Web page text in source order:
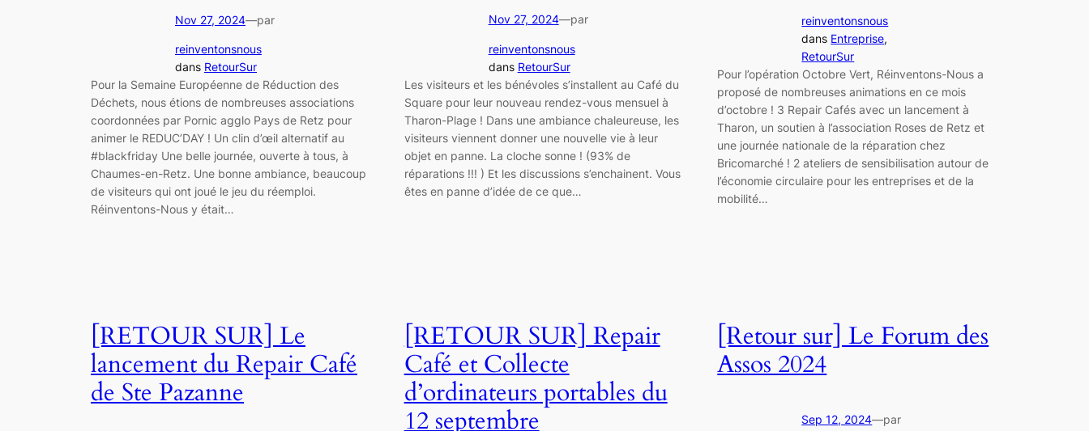
Nov 27, 2024—par
reinventonsnous
dans RetourSur
Pour la Semaine Européenne de Réduction des
Déchets, nous étions de nombreuses associations
coordonnées par Pornic agglo Pays de Retz pour
animer le REDUC’DAY ! Un clin d’œil alternatif au
#blackfriday Une belle journée, ouverte à tous, à
Chaumes-en-Retz. Une bonne ambiance, beaucoup
de visiteurs qui ont joué le jeu du réemploi.
Réinventons-Nous y était…
Nov 27, 2024—par
reinventonsnous
dans RetourSur
Les visiteurs et les bénévoles s’installent au Café du
Square pour leur nouveau rendez-vous mensuel à
Tharon-Plage ! Dans une ambiance chaleureuse, les
visiteurs viennent donner une nouvelle vie à leur
objet en panne. La cloche sonne ! (93% de
réparations !!! ) Et les discussions s’enchainent. Vous
êtes en panne d’idée de ce que…
reinventonsnous
dans Entreprise
RetourSur
Pour l’opération Octobre Vert, Réinventons-Nous a
proposé de nombreuses animations en ce mois
d’octobre ! 3 Repair Cafés avec un lancement à
Tharon, un soutien à l’association Roses de Retz et
une journée nationale de la réparation chez
Bricomarché ! 2 ateliers de sensibilisation autour de
l’économie circulaire pour les entreprises et de la
mobilité…
[RETOUR SUR] Le
lancement du Repair Café
de Ste Pazanne
[RETOUR SUR] Repair
Café et Collecte
d’ordinateurs portables du
12 septembre
[Retour sur] Le Forum des
Assos 2024
Sep 12, 2024—par